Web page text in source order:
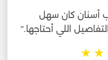
أسنان كان سهل
اللي أحتاجها."
★
★